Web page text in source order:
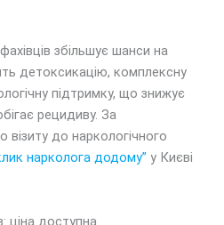
збільшує шанси на
детоксикацію, комплексну
підтримку, що знижує
рецидиву. За
до наркологічного
нарколога додому” у Києві
ціна доступна